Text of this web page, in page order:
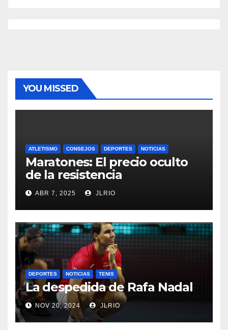
YOU MISSED
ATLETISMO CONSEJOS DEPORTES NOTICIAS
Maratones: El precio oculto
de la resistencia
ABR 7, 2025 JLRIO
DEPORTES NOTICIAS TENIS
La despedida de Rafa Nadal
NOV 20, 2024 JLRIO